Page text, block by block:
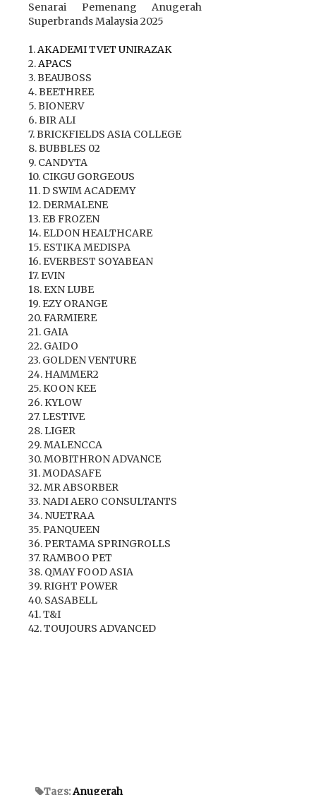
Senarai Pemenang Anugerah
Superbrands Malaysia 2025
1.AKADEMI TVET UNIRAZAK
2.APACS
3. BEAUBOSS
4. BEETHREE
5. BIONERV
6. BIR ALI
7. BRICKFIELDS ASIA COLLEGE
8. BUBBLES 02
9. CANDYTA
10. CIKGU GORGEOUS
11. D SWIM ACADEMY
12. DERMALENE
13. EB FROZEN
14. ELDON HEALTHCARE
15. ESTIKA MEDISPA
16. EVERBEST SOYABEAN
17. EVIN
18. EXN LUBE
19. EZY ORANGE
20. FARMIERE
21. GAIA
22. GAIDO
23. GOLDEN VENTURE
24. HAMMER2
25. KOON KEE
26. KYLOW
27. LESTIVE
28. LIGER
29. MALENCCA
30. MOBITHRON ADVANCE
31. MODASAFE
32. MR ABSORBER
33. NADI AERO CONSULTANTS
34. NUETRAA
35. PANQUEEN
36. PERTAMA SPRINGROLLS
37. RAMBOO PET
38. QMAY FOOD ASIA
39. RIGHT POWER
40. SASABELL
41. T&I
42. TOUJOURS ADVANCED
Tags:Anugerah